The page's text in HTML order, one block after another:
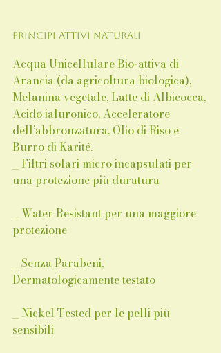
Principi attivi naturali
Acqua Unicellulare Bio-attiva di
Arancia (da agricoltura biologica),
Melanina vegetale, Latte di Albicocca,
Acido ialuronico, Acceleratore
dell’abbronzatura, Olio di Riso e
Burro di Karité.
_ Filtri solari micro incapsulati per
una protezione più duratura
_ Water Resistant per una maggiore
protezione
_ Senza Parabeni,
Dermatologicamente testato
_ Nickel Tested per le pelli più
sensibili